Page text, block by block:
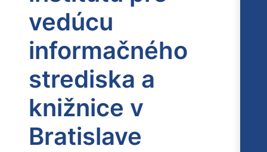
vedúcu
informačného
strediska a
knižnice v
Bratislave